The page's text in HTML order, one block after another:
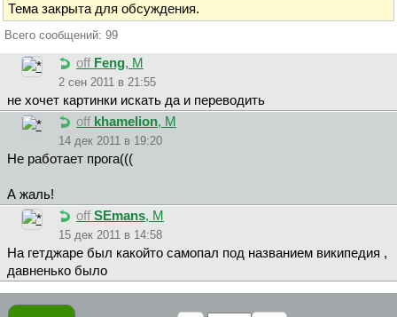
Тема закрыта для обсуждения.
Всего сообщений: 99
off Feng, М
2 сен 2011 в 21:55
не хочет картинки искать да и переводить
off khamelion, М
14 дек 2011 в 19:20
Не работает прога(((
А жаль!
off SEmans, М
15 дек 2011 в 14:58
На гетджаре был какойто самопал под названием википедия ,
давненько было